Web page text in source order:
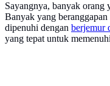
Sayangnya, banyak orang
Banyak yang
dipenuhi dengan berjemur
yang tepat untuk